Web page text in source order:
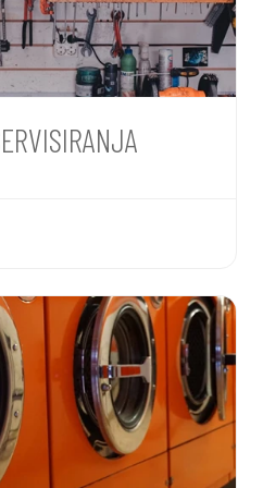
opreme v
z različnimi akcijami,
spletne platforme